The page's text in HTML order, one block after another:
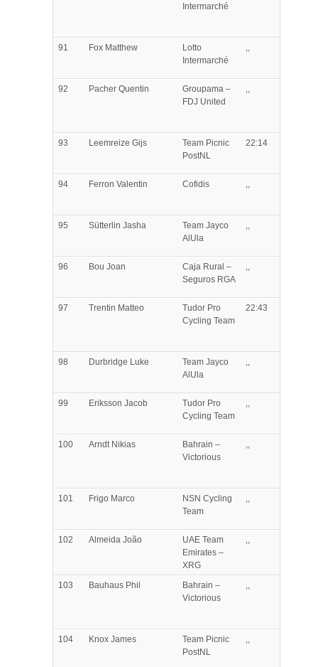
Intermarché
91 Fox Matthew
Lotto
Intermarché
,,
92 Pacher Quentin
Groupama –
FDJ United
,,
93 Leemreize Gijs
Team Picnic
PostNL
22:14
94 Ferron Valentin Cofidis ,,
95 Sütterlin Jasha
Team Jayco
AlUla
,,
96 Bou Joan
Caja Rural –
Seguros RGA
,,
97 Trentin Matteo
Tudor Pro
Cycling Team
22:43
98 Durbridge Luke
Team Jayco
AlUla
,,
99 Eriksson Jacob
Tudor Pro
Cycling Team
,,
100 ArndtNikias
Bahrain –
Victorious
,,
101 Frigo Marco
NSN Cycling
Team
,,
102 Almeida João
UAE Team
Emirates –
XRG
,,
103 Bauhaus Phil
Bahrain –
Victorious
,,
104 Knox James
Team Picnic
PostNL
,,